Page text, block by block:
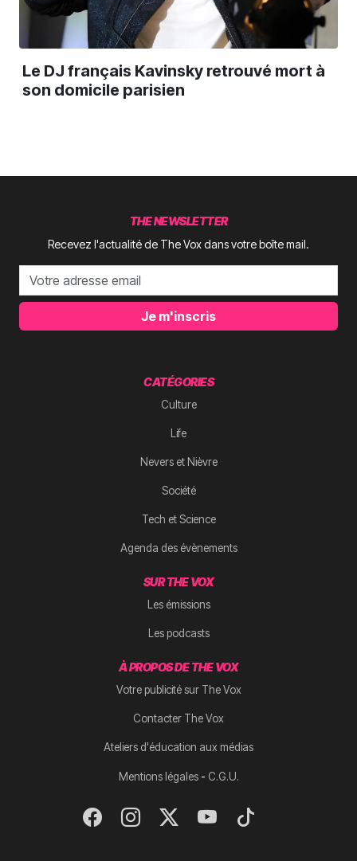
Le DJ français Kavinsky retrouvé mort à
son domicile parisien
THE NEWSLETTER
Recevez l'actualité de The Vox dans votre boîte mail.
Je m'inscris
CATÉGORIES
Culture
Life
Nevers et Nièvre
Société
Tech et Science
Agenda des évènements
SUR THE VOX
Les émissions
Les podcasts
À PROPOS DE THE VOX
Votre publicité sur The Vox
Contacter The Vox
Ateliers d'éducation aux médias
Mentions légales- C.G.U.